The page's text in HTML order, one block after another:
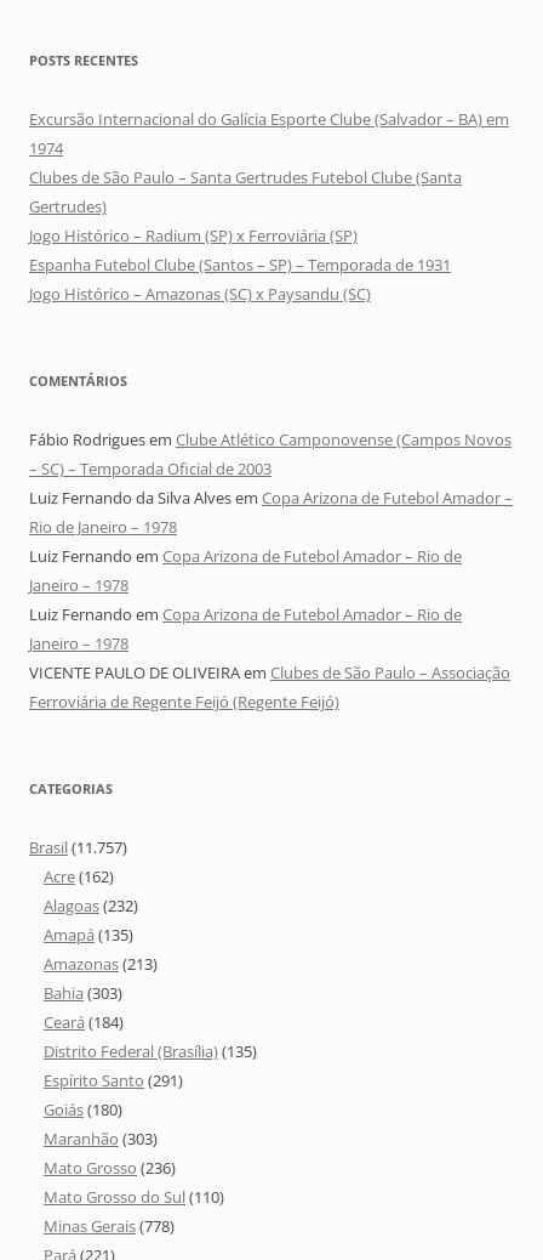
POSTS RECENTES
Excursão Internacional do Galícia Esporte Clube (Salvador – BA) em
1974
Clubes de São Paulo – Santa Gertrudes Futebol Clube (Santa
Gertrudes)
Jogo Histórico – Radium (SP) x Ferroviária (SP)
Espanha Futebol Clube (Santos – SP) – Temporada de 1931
Jogo Histórico – Amazonas (SC) x Paysandu (SC)
COMENTÁRIOS
Fábio Rodriguesem Clube Atlético Camponovense (Campos Novos
– SC) – Temporada Oficial de 2003
Luiz Fernando da Silva Alvesem Copa Arizona de Futebol Amador –
Rio de Janeiro – 1978
Luiz Fernando em Copa Arizona de Futebol Amador – Rio de
Janeiro – 1978
Luiz Fernando em Copa Arizona de Futebol Amador – Rio de
Janeiro – 1978
VICENTE PAULO DE OLIVEIRAem Clubes de São Paulo – Associação
Ferroviária de Regente Feijó (Regente Feijó)
CATEGORIAS
Brasil(11.757)
Acre(162)
Alagoas(232)
Amapá (135)
Amazonas(213)
Bahia (303)
Ceará (184)
Distrito Federal (Brasília)(135)
Espírito Santo (291)
Goiás(180)
Maranhão (303)
Mato Grosso (236)
Mato Grosso do Sul(110)
Minas Gerais(778)
Pará (221)